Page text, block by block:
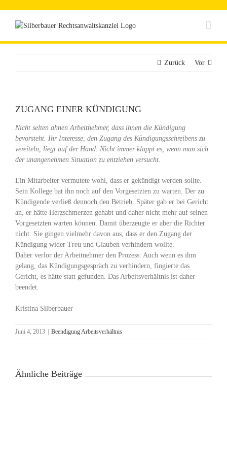
springen
Zurück Vor
ZUGANG EINER KÜNDIGUNG
Nicht selten ahnen Arbeitnehmer, dass ihnen die Kündigung
bevorsteht. Ihr Interesse, den Zugang des Kündigungsschreibens zu
vereiteln, liegt auf der Hand. Nicht immer klappt es, wenn man sich
der unangenehmen Situation zu entziehen versucht.
Ein Mitarbeiter vermutete wohl, dass er gekündigt werden sollte.
Sein Kollege bat ihn noch auf den Vorgesetzten zu warten. Der zu
Kündigende verließ dennoch den Betrieb. Später gab er bei Gericht
an, er hätte Herzschmerzen gehabt und daher nicht mehr auf seinen
Vorgesetzten warten können. Damit überzeugte er aber die Richter
nicht. Sie gingen vielmehr davon aus, dass er den Zugang der
Kündigung wider Treu und Glauben verhindern wollte.
Daher verlor der Arbeitnehmer den Prozess: Auch wenn es ihm
gelang, das Kündigungsgespräch zu verhindern, fingierte das
Gericht, es hätte statt gefunden. Das Arbeitsverhältnis ist daher
beendet.
Kristina Silberbauer
Juni 4, 2013 Beendigung Arbeitsverhältnis
Ähnliche Beiträge